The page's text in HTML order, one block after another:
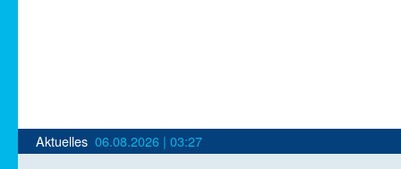
Aktuelles 06.08.2026 | 03:27